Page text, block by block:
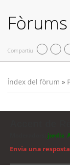
Compartiu
Índex del fòrum »
jordis
Envia una resposta